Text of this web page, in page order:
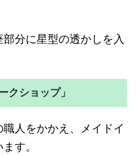
分に星型の透かしを入
クショップ」
人をかかえ、メイドイ
す。